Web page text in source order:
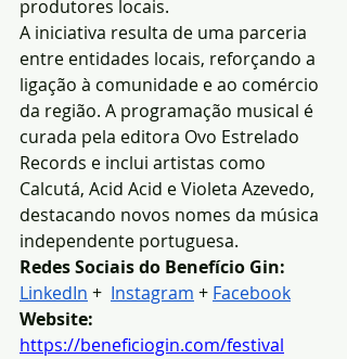
produtores locais.
A iniciativa resulta de uma parceria
entre entidades locais, reforçando a
ligação à comunidade e ao comércio
da região. A programação musical é
curada pela editora Ovo Estrelado
Records e inclui artistas como
Calcutá, Acid Acid e Violeta Azevedo,
destacando novos nomes da música
independente portuguesa.
Redes Sociais do Benefício Gin:
LinkedIn + Instagram + Facebook
Website:
https://beneficiogin.com/festival